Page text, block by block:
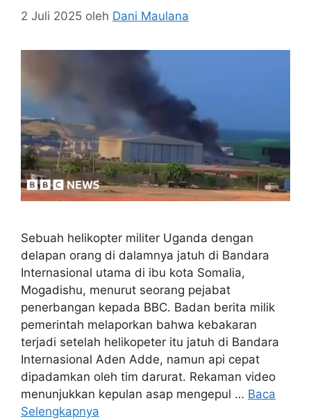
2 Juli 2025 oleh Dani Maulana
Sebuah helikopter militer Uganda dengan
delapan orang di dalamnya jatuh di Bandara
Internasional utama di ibu kota Somalia,
Mogadishu, menurut seorang pejabat
penerbangan kepada BBC. Badan berita milik
pemerintah melaporkan bahwa kebakaran
terjadi setelah helikopeter itu jatuh di Bandara
Internasional Aden Adde, namun api cepat
dipadamkan oleh tim darurat. Rekaman video
menunjukkan kepulan asap mengepul … Baca
Selengkapnya